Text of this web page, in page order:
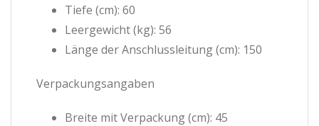
Tiefe (cm): 60
Leergewicht (kg): 56
Länge der Anschlussleitung (cm): 150
Verpackungsangaben
Breite mit Verpackung (cm): 45